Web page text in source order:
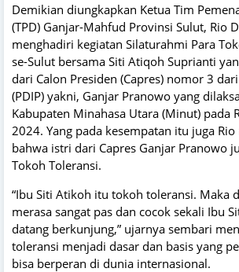
Demikian diungkapkan Ketua Tim
(TPD) Ganjar-Mahfud Provinsi Sulut, Rio
menghadiri kegiatan Silaturahmi Para
se-Sulut bersama Siti Atiqoh Suprianti
dari Calon Presiden (Capres) nomor 3
(PDIP) yakni, Ganjar Pranowo yang
Kabupaten Minahasa Utara (Minut) pada
2024. Yang pada kesempatan itu juga
bahwa istri dari Capres Ganjar Pranowo
Tokoh Toleransi.
“Ibu Siti Atikoh itu tokoh toleransi. Maka
merasa sangat pas dan cocok sekali Ibu
datang berkunjung,” ujarnya sembari
toleransi menjadi dasar dan basis yang
bisa berperan di dunia internasional.